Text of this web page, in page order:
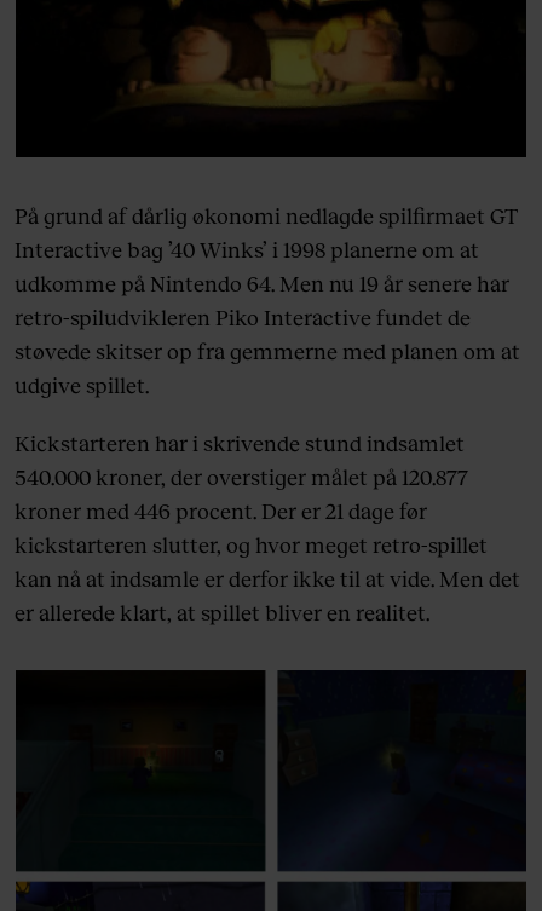
På grund af dårlig økonomi nedlagde spilfirmaet GT
Interactive bag ’40 Winks’ i 1998 planerne om at
udkomme på Nintendo 64. Men nu 19 år senere har
retro-spiludvikleren Piko Interactive fundet de
støvede skitser op fra gemmerne med planen om at
udgive spillet.
Kickstarteren har i skrivende stund indsamlet
540.000 kroner, der overstiger målet på 120.877
kroner med 446 procent. Der er 21 dage før
kickstarteren slutter, og hvor meget retro-spillet
kan nå at indsamle er derfor ikke til at vide. Men det
er allerede klart, at spillet bliver en realitet.